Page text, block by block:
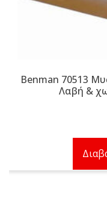
Benman 70513
Λαβή &